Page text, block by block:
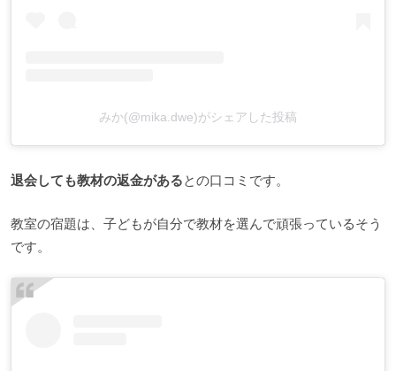
みか(@mika.dwe)がシェアした投稿
退会しても教材の返金があるとの口コミです。
教室の宿題は、子どもが自分で教材を選んで頑張っているそう
です。